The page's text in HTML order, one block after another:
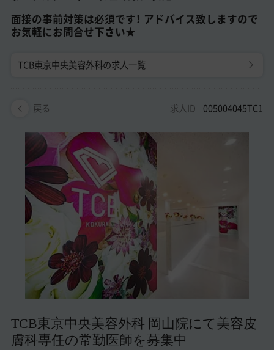
エージェント紹介
美容医療医師の転職お役立ちコンテンツ
美容クリニック見学・研修情報
美容外科・美容皮膚科の医師転職体験談
美容クリニックインタビュー
美容医療の転職お役立ち記事
美容医療辞典
よくあるご質問
医師採用ご担当者様・その他問い合わせ
面接の事前対策は必須です！ アドバイス致しますので
お気軽にお問合せ下さい★
TCB東京中央美容外科の求人一覧
戻る 求人ID 005004045TC1
TCB東京中央美容外科 岡山院にて美容皮
膚科専任の常勤医師を募集中